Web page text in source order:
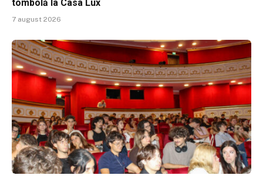
tombolă la Casa Lux
7 august 2026